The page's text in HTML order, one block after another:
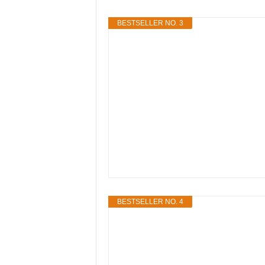
BESTSELLER NO. 3
BESTSELLER NO. 4